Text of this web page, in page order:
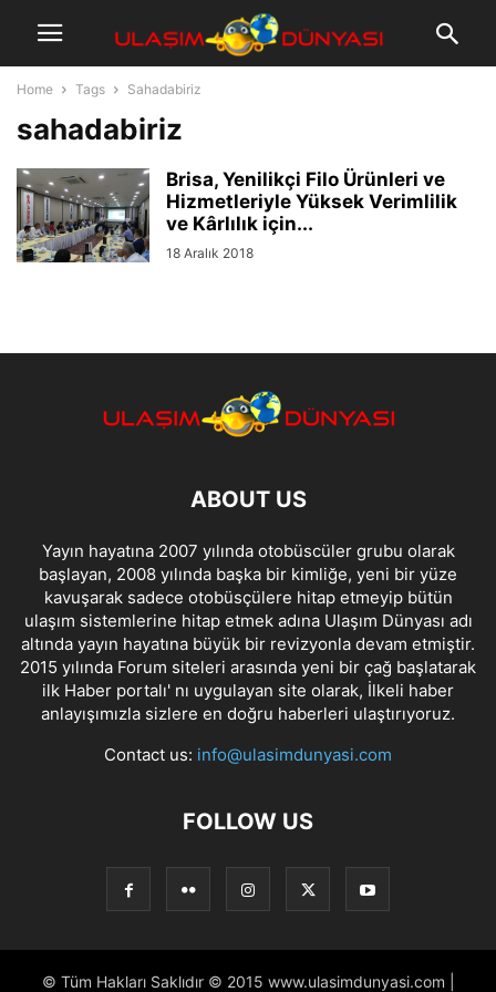
Home Tags Sahadabiriz
sahadabiriz
Brisa, Yenilikçi Filo Ürünleri ve
Hizmetleriyle Yüksek Verimlilik
ve Kârlılık için...
18 Aralık 2018
ABOUT US
Yayın hayatına 2007 yılında otobüscüler grubu olarak
başlayan, 2008 yılında başka bir kimliğe, yeni bir yüze
kavuşarak sadece otobüsçülere hitap etmeyip bütün
ulaşım sistemlerine hitap etmek adına Ulaşım Dünyası adı
altında yayın hayatına büyük bir revizyonla devam etmiştir.
2015 yılında Forum siteleri arasında yeni bir çağ başlatarak
ilk Haber portalı' nı uygulayan site olarak, İlkeli haber
anlayışımızla sizlere en doğru haberleri ulaştırıyoruz.
Contact us: info@ulasimdunyasi.com
FOLLOW US
© Tüm Hakları Saklıdır © 2015 www.ulasimdunyasi.com |